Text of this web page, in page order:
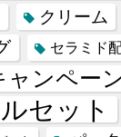
クリーム
セラミド
ャンペー
セット